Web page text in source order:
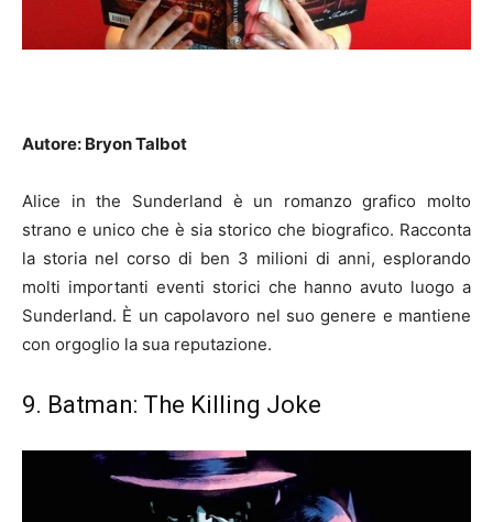
Autore: Bryon Talbot
Alice in the Sunderland è un romanzo grafico molto
strano e unico che è sia storico che biografico. Racconta
la storia nel corso di ben 3 milioni di anni, esplorando
molti importanti eventi storici che hanno avuto luogo a
Sunderland. È un capolavoro nel suo genere e mantiene
con orgoglio la sua reputazione.
9. Batman: The Killing Joke